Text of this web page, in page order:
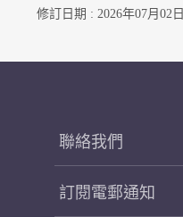
修訂日期 : 2026年07月02日
聯絡我們
訂閱電郵通知